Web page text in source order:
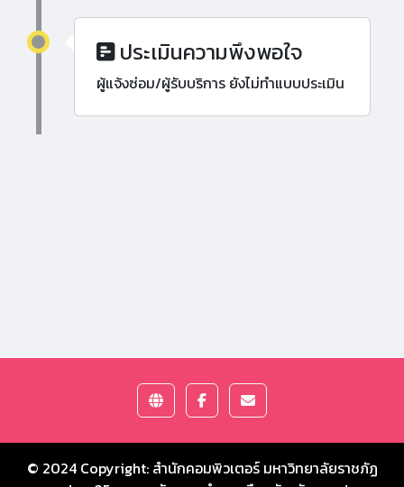
ประเมินความพึงพอใจ
ผู้แจ้งซ่อม/ผู้รับบริการ ยังไม่ทำแบบประเมิน
© 2024 Copyright: สำนักคอมพิวเตอร์ มหาวิทยาลัยราชภัฏ